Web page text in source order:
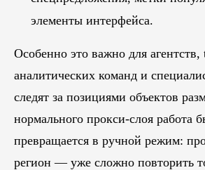
элементы интерфейса.
Особенно это важно для агентств,
аналитических команд и
следят за позициями объектов
нормального прокси-слоя работа
превращается в ручной режим:
регион — уже сложно повторить